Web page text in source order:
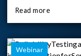
experimental
applicati
Read more
Webinar